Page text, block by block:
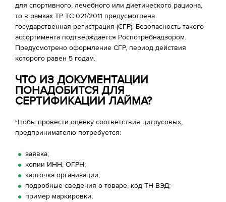
для спортивного, лечебного или диетического рациона,
то в рамках ТР ТС 021/2011 предусмотрена
государственная регистрация (СГР). Безопасность такого
ассортимента подтверждается Роспотребнадзором.
Предусмотрено оформление СГР, период действия
которого равен 5 годам.
ЧТО ИЗ ДОКУМЕНТАЦИИ
ПОНАДОБИТСЯ ДЛЯ
СЕРТИФИКАЦИИ ЛАЙМА?
Чтобы провести оценку соответствия цитрусовых,
предпринимателю потребуется:
заявка;
копии ИНН, ОГРН;
карточка организации;
подробные сведения о товаре, код ТН ВЭД;
пример маркировки;